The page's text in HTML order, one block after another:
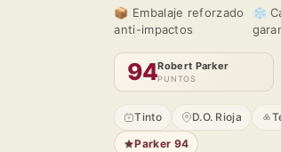
📦 Embalaje reforzado
anti-impactos
❄️
94Robert Parker
PUNTOS
Tinto D.O. Rioja
Parker 94